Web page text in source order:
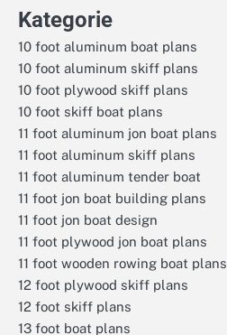
Kategorie
10 foot aluminum boat plans
10 foot aluminum skiff plans
10 foot plywood skiff plans
10 foot skiff boat plans
11 foot aluminum jon boat plans
11 foot aluminum skiff plans
11 foot aluminum tender boat
11 foot jon boat building plans
11 foot jon boat design
11 foot plywood jon boat plans
11 foot wooden rowing boat plans
12 foot plywood skiff plans
12 foot skiff plans
13 foot boat plans